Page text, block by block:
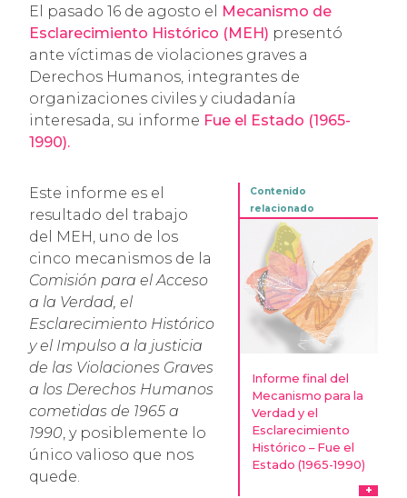
El pasado 16 de agosto el
Mecanismo de
Esclarecimiento Histórico (MEH) presentó
ante víctimas de violaciones graves a
Derechos Humanos, integrantes de
organizaciones civiles y ciudadanía
interesada, su informe Fue el Estado (1965-
1990).
Informe final del
Mecanismo para la
Verdad y el
Esclarecimiento
Histórico – Fue el
Estado (1965-1990)
Este informe es el
resultado del trabajo
del MEH, uno de los
cinco mecanismos de la
Comisión para el Acceso
a la Verdad, el
Esclarecimiento Histórico
y el Impulso a la justicia
de las Violaciones Graves
a los Derechos Humanos
cometidas de 1965 a
1990, y posiblemente lo
único valioso que nos
quede.